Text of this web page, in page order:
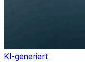
KI-generiert